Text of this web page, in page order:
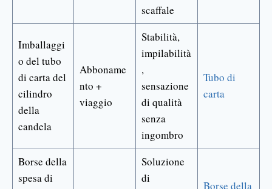
scaffale
Imballaggi
o del tubo
di carta del
cilindro
della
candela
Abboname
nto +
viaggio
Stabilità,
impilabilità
,
sensazione
di qualità
senza
ingombro
Tubo di
carta
Borse della
spesa di
Soluzione
di
Borse della